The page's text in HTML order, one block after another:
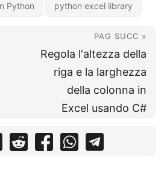
Python python excel library
PAG SUCC »
Regola l'altezza della
riga e la larghezza
della colonna in
Excel usando C#